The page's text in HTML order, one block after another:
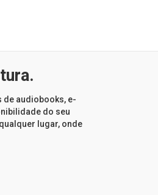
de audiobooks, e-
do seu
lugar, onde